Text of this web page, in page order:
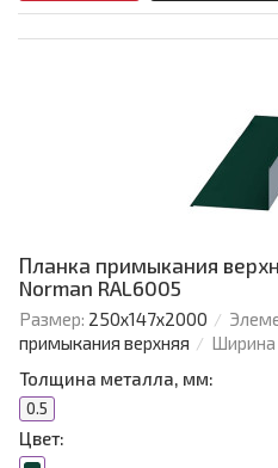
Планка примыкания
Norman RAL6005
Размер: 250х147х2000
примыкания верхняя
Ширина
Толщина металла, мм:
0.5
Цвет: